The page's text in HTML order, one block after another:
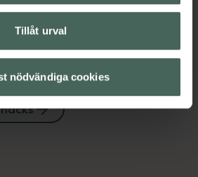
Tillåt urval
nödvändiga cookies
inom